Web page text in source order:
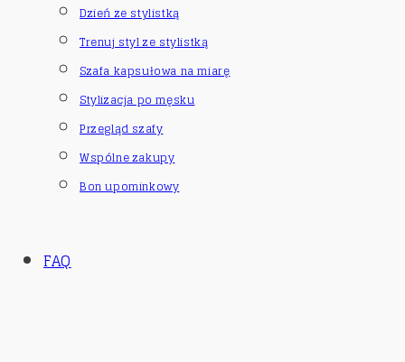
Dzień ze stylistką
Trenuj styl ze stylistką
Szafa kapsułowa na miarę
Stylizacja po męsku
Przegląd szafy
Wspólne zakupy
Bon upominkowy
FAQ